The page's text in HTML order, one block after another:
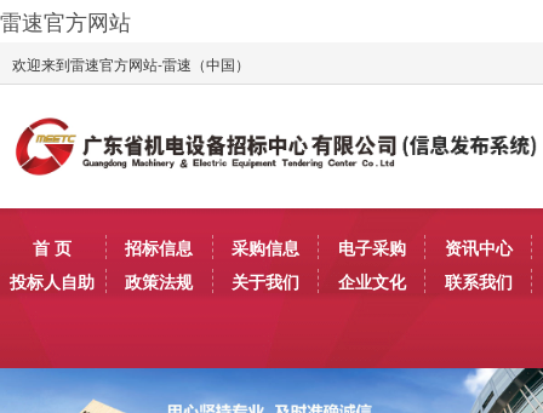
雷速官方网站
欢迎来到雷速官方网站-雷速（中国）
首 页 招标信息 采购信息 电子采购
资讯中心
投标人自助
政策法规 关于我们 企业文化 联系我们